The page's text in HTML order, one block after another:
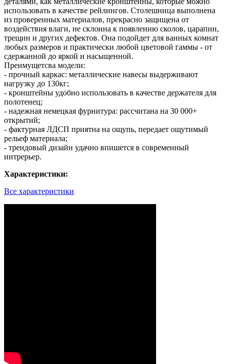
использовать в качестве рейлингов. Столешница выполнена
из проверенных материалов, прекрасно защищена от
воздействия влаги, не склонна к появлению сколов, царапин,
трещин и других дефектов. Она подойдет для ванных комнат
любых размеров и практически любой цветовой гаммы - от
сдержанной до яркой и насыщенной.
Преимущетсва модели:
- прочный каркас: металлические навесы выдерживают
нагрузку до 130кг;
- кронштейны удобно использовать в качестве держателя для
полотенец;
- надежная немецкая фурнитура: рассчитана на 30 000+
открытий;
- фактурная ЛДСП приятна на ощупь, передает ощутимый
рельеф материала;
- трендовый дизайн удачно впишется в современный
интрерьер.
Характеристики:
Все характеристики